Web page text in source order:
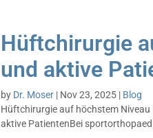
Hüftchirurgie
und aktive
by Dr. Moser | Nov 23, 2025 | Blog
Hüftchirurgie auf höchstem
aktive PatientenBei